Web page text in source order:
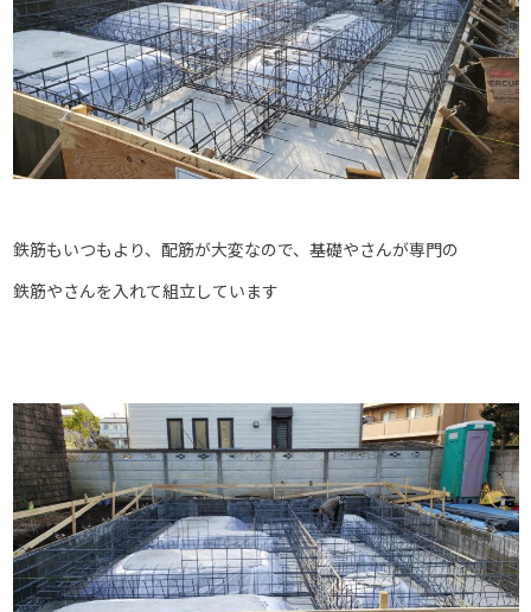
鉄筋もいつもより、配筋が大変なので、基礎やさんが専門の
鉄筋やさんを入れて組立しています